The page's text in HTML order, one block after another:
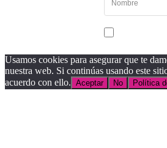
Usamos cookies para asegurar que te
nuestra web. Si continúas usando este
acuerdo con ello. Aceptar No Política